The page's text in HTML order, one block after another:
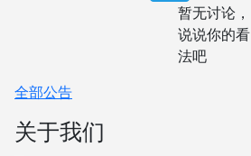
暂无讨论，
说说你的看
法吧
全部公告
关于我们